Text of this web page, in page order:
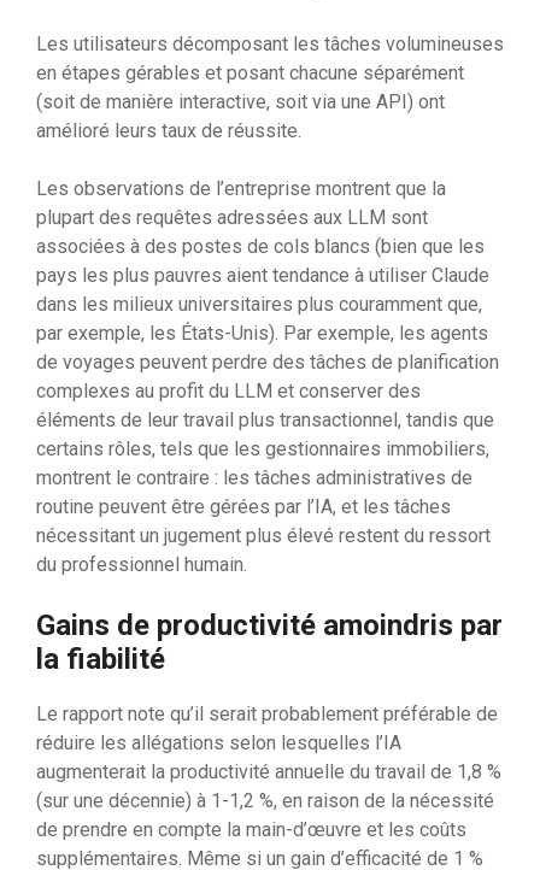
Les utilisateurs décomposant les tâches volumineuses
en étapes gérables et posant chacune séparément
(soit de manière interactive, soit via une API) ont
amélioré leurs taux de réussite.
Les observations de l’entreprise montrent que la
plupart des requêtes adressées aux LLM sont
associées à des postes de cols blancs (bien que les
pays les plus pauvres aient tendance à utiliser Claude
dans les milieux universitaires plus couramment que,
par exemple, les États-Unis). Par exemple, les agents
de voyages peuvent perdre des tâches de planification
complexes au profit du LLM et conserver des
éléments de leur travail plus transactionnel, tandis que
certains rôles, tels que les gestionnaires immobiliers,
montrent le contraire : les tâches administratives de
routine peuvent être gérées par l’IA, et les tâches
nécessitant un jugement plus élevé restent du ressort
du professionnel humain.
Gains de productivité amoindris par
la fiabilité
Le rapport note qu’il serait probablement préférable de
réduire les allégations selon lesquelles l’IA
augmenterait la productivité annuelle du travail de 1,8 %
(sur une décennie) à 1-1,2 %, en raison de la nécessité
de prendre en compte la main-d’œuvre et les coûts
supplémentaires. Même si un gain d’efficacité de 1 %